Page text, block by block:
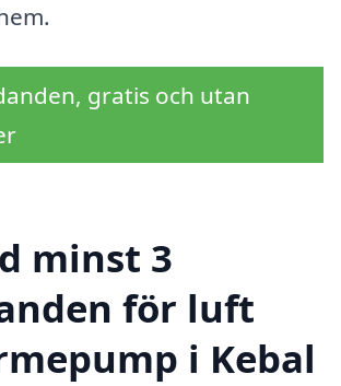
gratis och utan
minst 3
för luft
i Kebal